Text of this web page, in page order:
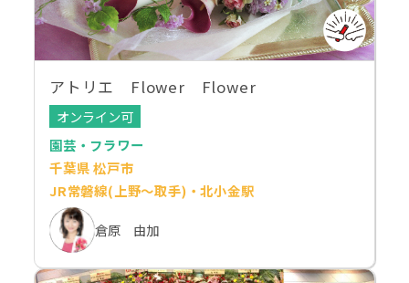
アトリエ Flower Flower
オンライン可
園芸・フラワー
千葉県 松戸市
JR常磐線(上野～取手)・北小金駅
倉原 由加